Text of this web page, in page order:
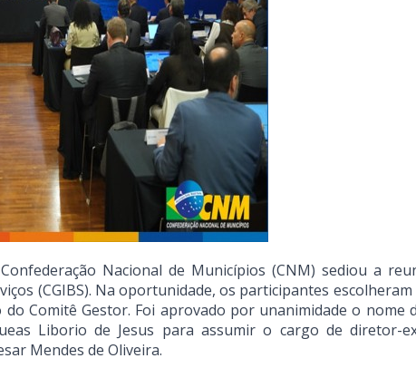
Nacional de Municípios (CNM) sediou a
(CGIBS). Na oportunidade, os participantes
Comitê Gestor. Foi aprovado por unanimidade o nome
Liborio de Jesus para assumir o cargo de diretor-
Mendes de Oliveira.